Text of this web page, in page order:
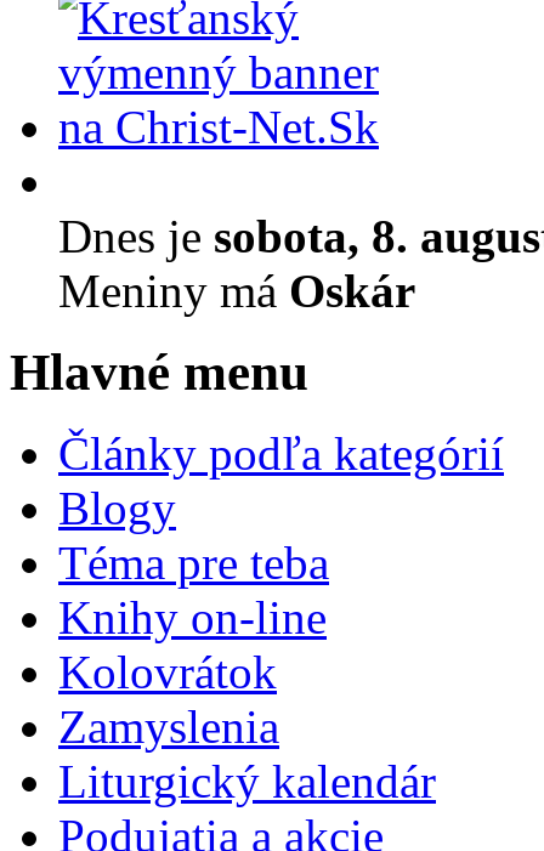
Dnes je sobota, 8.
Meniny má Oskár
Hlavné menu
Články podľa kategórií
Blogy
Téma pre teba
Knihy on-line
Kolovrátok
Zamyslenia
Liturgický kalendár
Podujatia a akcie